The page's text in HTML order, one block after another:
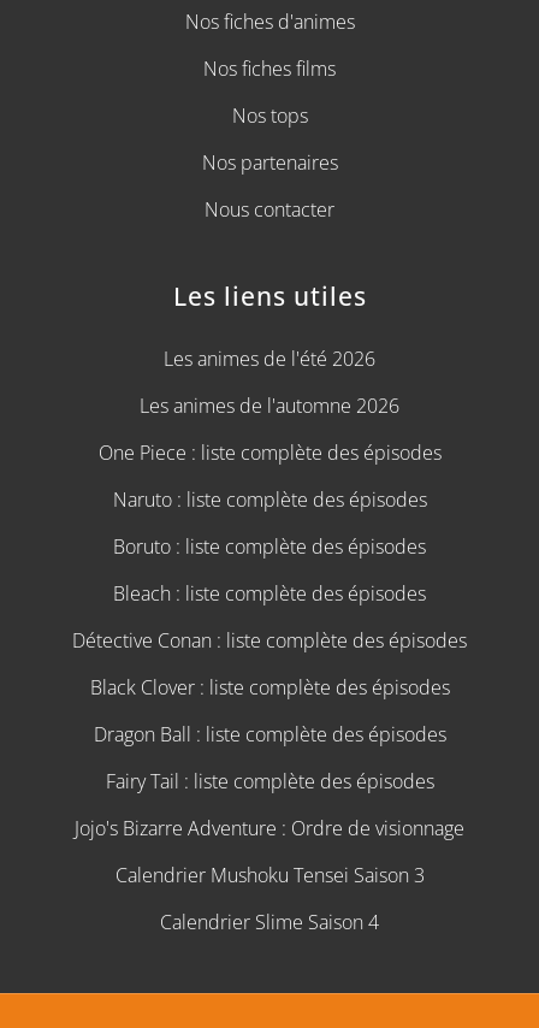
Nos fiches d'animes
Nos fiches films
Nos tops
Nos partenaires
Nous contacter
Les liens utiles
Les animes de l'été 2026
Les animes de l'automne 2026
One Piece : liste complète des épisodes
Naruto : liste complète des épisodes
Boruto : liste complète des épisodes
Bleach : liste complète des épisodes
Détective Conan : liste complète des épisodes
Black Clover : liste complète des épisodes
Dragon Ball : liste complète des épisodes
Fairy Tail : liste complète des épisodes
Jojo's Bizarre Adventure : Ordre de visionnage
Calendrier Mushoku Tensei Saison 3
Calendrier Slime Saison 4